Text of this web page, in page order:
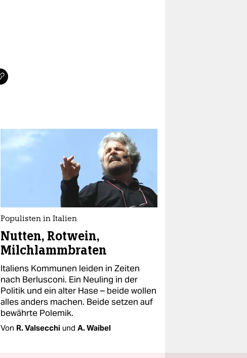
Populisten in Italien
Nutten, Rotwein,
Milchlammbraten
Italiens Kommunen leiden in Zeiten
nach Berlusconi. Ein Neuling in der
Politik und ein alter Hase – beide wollen
alles anders machen. Beide setzen auf
bewährte Polemik.
Von R. Valsecchi und A. Waibel